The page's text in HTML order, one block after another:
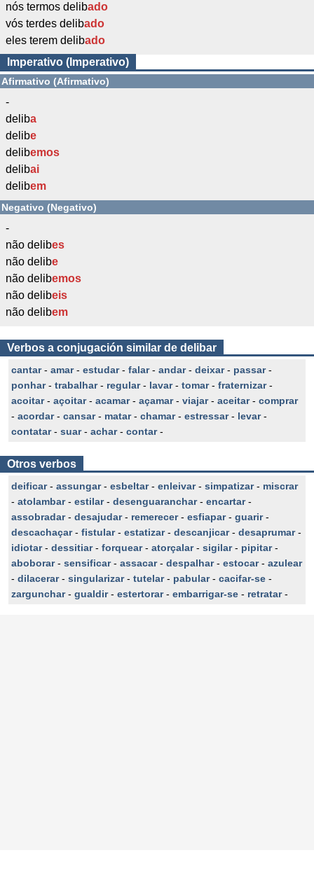
nós termos delibado
vós terdes delibado
eles terem delibado
Imperativo (Imperativo)
Afirmativo (Afirmativo)
-
deliba
delibe
delibemos
delibai
delibem
Negativo (Negativo)
-
não delibes
não delibe
não delibemos
não delibeis
não delibem
Verbos a conjugación similar de delibar
cantar- amar- estudar- falar- andar- deixar- passar-
ponhar- trabalhar- regular- lavar- tomar- fraternizar-
acoitar- açoitar- acamar- açamar- viajar- aceitar- comprar
- acordar- cansar- matar- chamar- estressar- levar-
contatar- suar- achar- contar-
Otros verbos
deificar- assungar- esbeltar- enleivar- simpatizar- miscrar
- atolambar- estilar- desenguaranchar- encartar-
assobradar- desajudar- remerecer- esfiapar- guarir-
descachaçar- fistular- estatizar- descanjicar- desaprumar-
idiotar- dessitiar- forquear- atorçalar- sigilar- pipitar-
aboborar- sensificar- assacar- despalhar- estocar- azulear
- dilacerar- singularizar- tutelar- pabular- cacifar-se -
zargunchar- gualdir- estertorar- embarrigar-se - retratar-